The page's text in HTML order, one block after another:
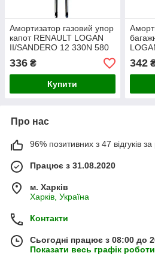
Амортизатор газовий упор
капот RENAULT LOGAN
II/SANDERO 12 330N 580
336 ₴
Купити
342
Про нас
96% позитивних з 47 відгуків за
Працює з 31.08.2020
м. Харків
Харків, Україна
Контакти
Сьогодні працює з 08:00 до
Показати весь графік роботи